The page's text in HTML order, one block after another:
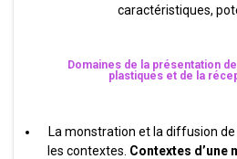
caractéristiques,
Domaines de la présentation
plastiques et de la
La monstration et la diffusion de
les contextes. Contextes d’une